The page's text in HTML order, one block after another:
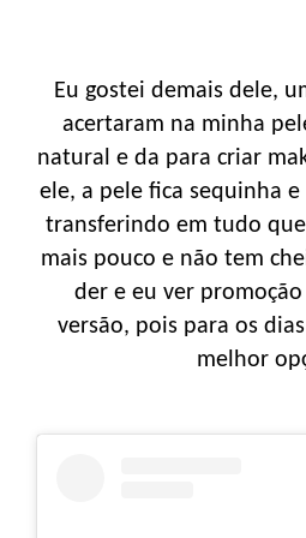
Eu gostei demais dele,
acertaram na minha
natural e da para criar
ele, a pele fica sequinha
transferindo em tudo
mais pouco e não tem
der e eu ver
versão, pois para os
melhor